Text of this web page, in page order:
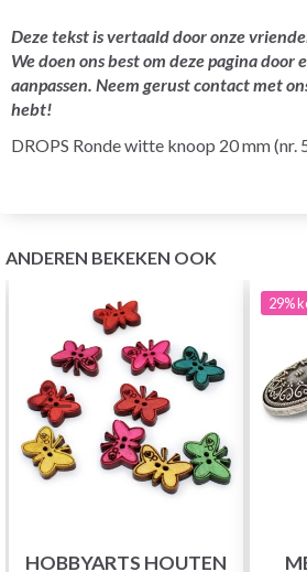
Deze tekst is vertaald door onze
We doen ons best om deze pagina door
aanpassen. Neem gerust contact met
hebt!
DROPS Ronde witte knoop 20 mm (nr.
ANDEREN BEKEKEN OOK
HOBBYARTS HOUTEN
29%